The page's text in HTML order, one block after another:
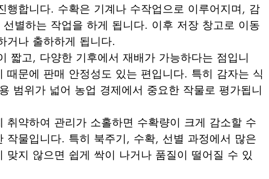
행합니다. 수확은 기계나 수작업으로 이루어지며, 감
별하는 작업을 하게 됩니다. 이후 저장 창고로 이동
거나 출하하게 됩니다.
짧고, 다양한 기후에서 재배가 가능하다는 점입니
문에 판매 안정성도 있는 편입니다. 특히 감자는 식
범위가 넓어 농업 경제에서 중요한 작물로 평가됩니
약하여 관리가 소홀하면 수확량이 크게 감소할 수
작물입니다. 특히 북주기, 수확, 선별 과정에서 많은
맞지 않으면 쉽게 싹이 나거나 품질이 떨어질 수 있